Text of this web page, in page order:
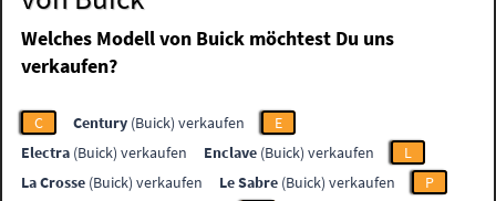
Welches Modell von Buick möchtest Du uns
verkaufen?
C Century (Buick) verkaufen
E
Electra (Buick) verkaufen Enclave (Buick) verkaufen
L
La Crosse (Buick) verkaufen Le Sabre (Buick) verkaufen
P